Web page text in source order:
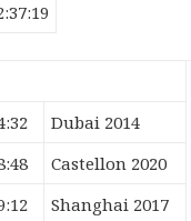
Dubai 2014
Castellon 2020
Shanghai 2017